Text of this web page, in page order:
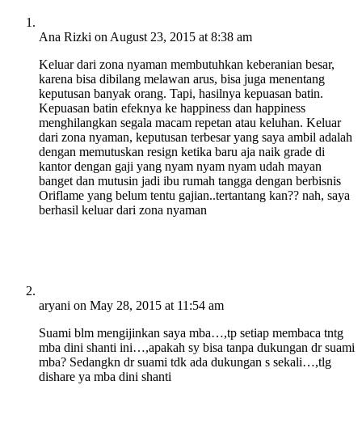
Ana Rizki on August 23, 2015 at 8:38 am
Keluar dari zona nyaman membutuhkan keberanian besar,
karena bisa dibilang melawan arus, bisa juga menentang
keputusan banyak orang. Tapi, hasilnya kepuasan batin.
Kepuasan batin efeknya ke happiness dan happiness
menghilangkan segala macam repetan atau keluhan. Keluar
dari zona nyaman, keputusan terbesar yang saya ambil adalah
dengan memutuskan resign ketika baru aja naik grade di
kantor dengan gaji yang nyam nyam nyam udah mayan
banget dan mutusin jadi ibu rumah tangga dengan berbisnis
Oriflame yang belum tentu gajian..tertantang kan?? nah, saya
berhasil keluar dari zona nyaman
aryani on May 28, 2015 at 11:54 am
Suami blm mengijinkan saya mba…,tp setiap membaca tntg
mba dini shanti ini…,apakah sy bisa tanpa dukungan dr suami
mba? Sedangkn dr suami tdk ada dukungan s sekali…,tlg
dishare ya mba dini shanti